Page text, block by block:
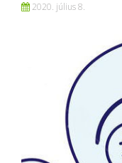
2020. július 8.